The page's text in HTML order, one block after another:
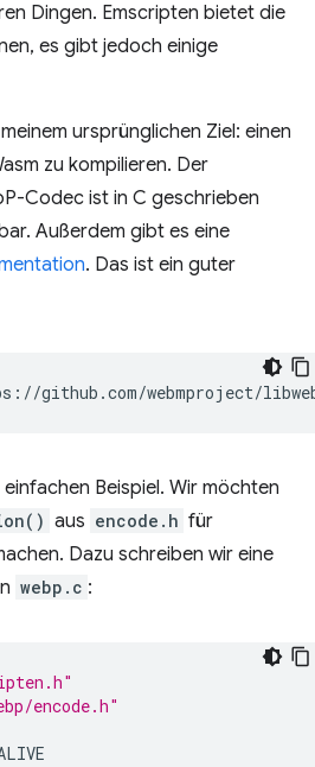
Dingen. Emscripten bietet die
es gibt jedoch einige
ursprünglichen Ziel: einen
zu kompilieren. Der
Codec ist in C geschrieben
Außerdem gibt es eine
. Das ist ein guter
Beispiel. Wir möchten
aus encode.h für
Dazu schreiben wir eine
webp.c :
encode.h"